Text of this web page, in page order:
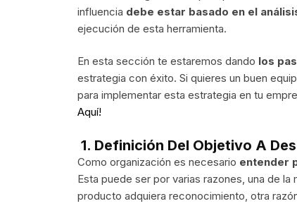
influencia debe estar basado en el
ejecución de esta herramienta.
En esta sección te estaremos dando los
estrategia con éxito. Si quieres un buen
para implementar esta estrategia en tu
Aquí!
1. Definición Del Objetivo A
Como organización es necesario entender
Esta puede ser por varias razones, una de
producto adquiera reconocimiento, otra